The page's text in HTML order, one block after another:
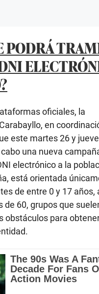
PODRÁ
oficiales, la
en
este martes 26 y
una nueva
electrónico a la
está orientada
de entre 0 y 17 años,
de 60, grupos que
obstáculos para